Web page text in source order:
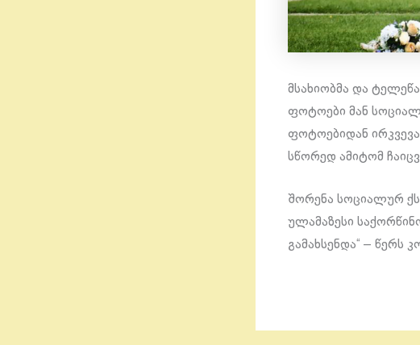
მსახიობმა და
ფოტოები მან
ფოტოებიდან
სწორედ ამიტომ
შორენა სოციალურ
ულამაზესი
გამახსენდა“ – წერს